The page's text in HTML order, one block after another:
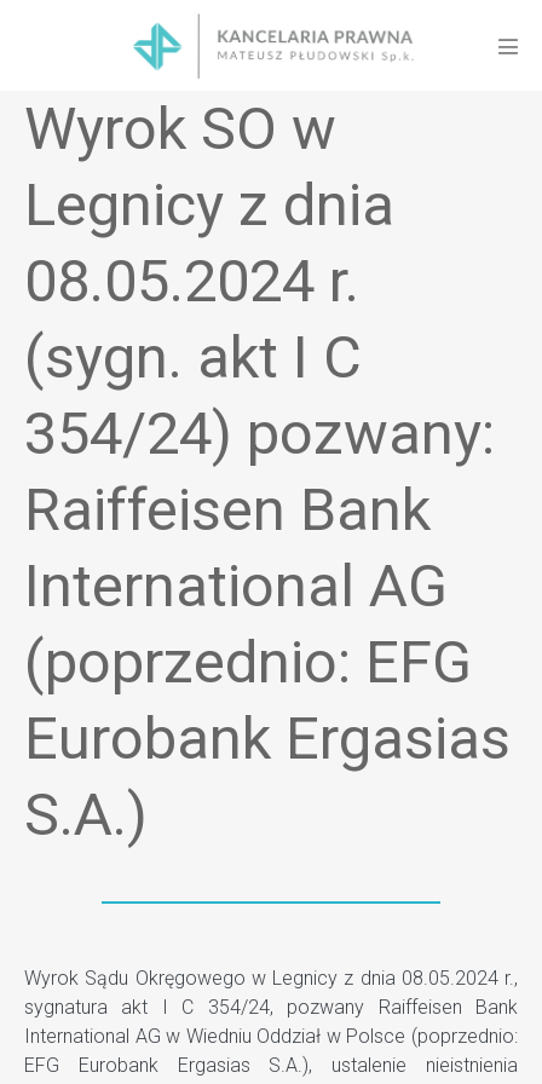
Wyrok SO w
Legnicy z dnia
08.05.2024 r.
(sygn. akt I C
354/24) pozwany:
Raiffeisen Bank
International AG
(poprzednio: EFG
Eurobank Ergasias
S.A.)
Wyrok Sądu Okręgowego w Legnicy z dnia 08.05.2024 r.,
sygnatura akt I C 354/24, pozwany Raiffeisen Bank
International AG w Wiedniu Oddział w Polsce (poprzednio:
EFG Eurobank Ergasias S.A.), ustalenie nieistnienia